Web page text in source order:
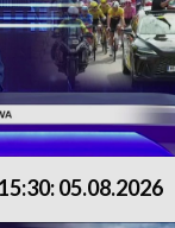
05.08.2026